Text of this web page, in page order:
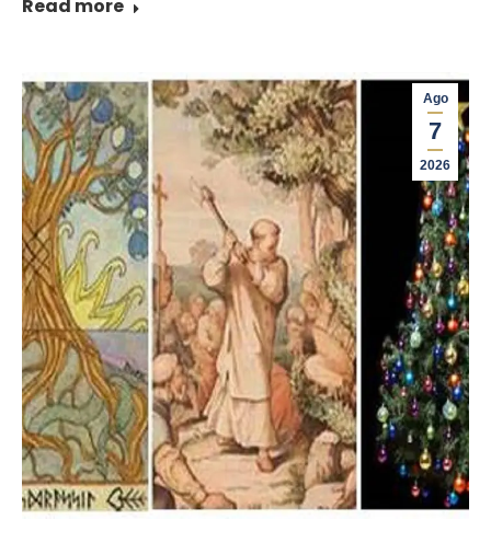
Read more
Ago
7
2026